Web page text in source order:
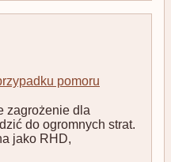
pomoru
zagrożenie dla
do ogromnych strat.
jako RHD,